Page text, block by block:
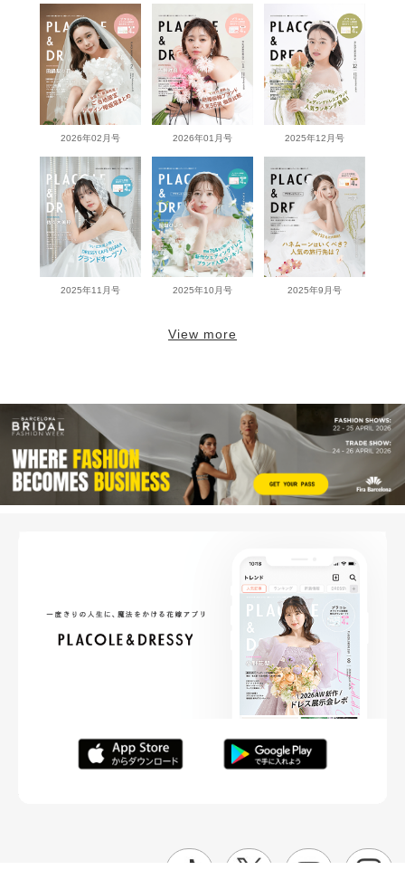
2026年02月号 2026年01月号 2025年12月号
2025年11月号 2025年10月号 2025年9月号
View more